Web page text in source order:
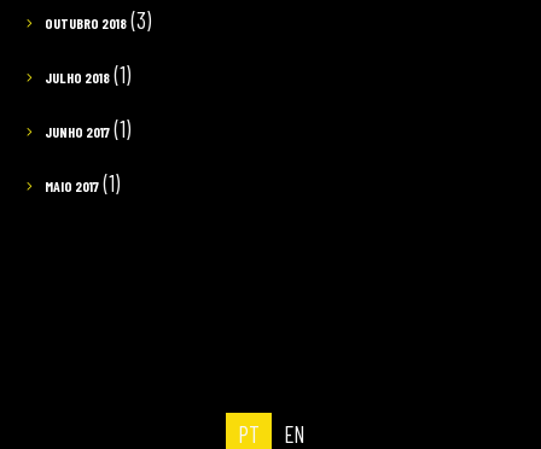
OUTUBRO 2018(3)
JULHO 2018(1)
JUNHO 2017(1)
MAIO 2017(1)
PT EN